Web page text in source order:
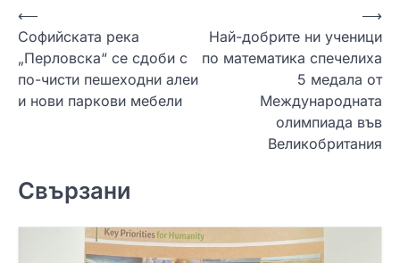
Н
а
в
и
ц
⟵
Софийската река
„Перловска“ се сдоби с
по-чисти пешеходни алеи
и нови паркови мебели
Най-добрите ни ученици
по математика спечелиха
5 медала от
Международната
олимпиада във
Великобритания
⟶
Свързани